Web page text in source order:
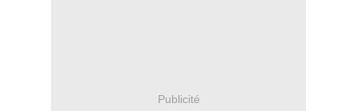
Publicité